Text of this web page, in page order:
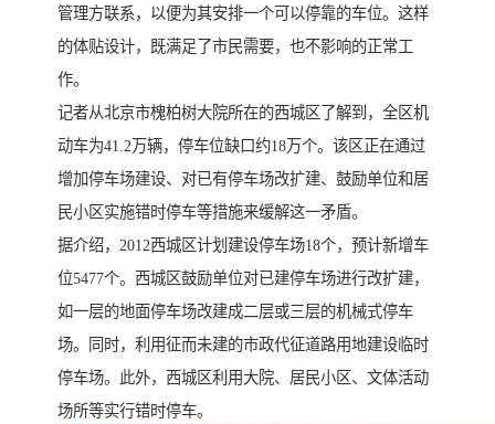
管理方联系，以便为其安排一个可以停靠的车位。这样
的体贴设计，既满足了市民需要，也不影响的正常工
作。
记者从北京市槐柏树大院所在的西城区了解到，全区机
动车为41.2万辆，停车位缺口约18万个。该区正在通过
增加停车场建设、对已有停车场改扩建、鼓励单位和居
民小区实施错时停车等措施来缓解这一矛盾。
据介绍，2012西城区计划建设停车场18个，预计新增车
位5477个。西城区鼓励单位对已建停车场进行改扩建，
如一层的地面停车场改建成二层或三层的机械式停车
场。同时，利用征而未建的市政代征道路用地建设临时
停车场。此外，西城区利用大院、居民小区、文体活动
场所等实行错时停车。